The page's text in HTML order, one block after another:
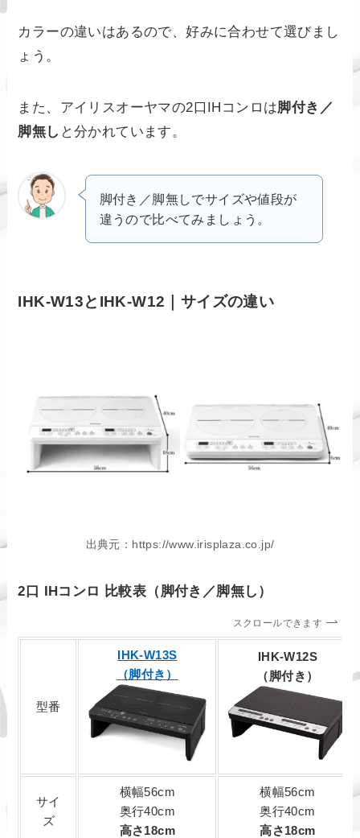
カラーの違いはあるので、好みに合わせて選びまし
ょう。
また、アイリスオーヤマの2口IHコンロは脚付き／
脚無し と分かれています。
脚付き／脚無しでサイズや値段が
違うので比べてみましょう。
IHK-W13とIHK-W12｜サイズの違い
出典元：https://www.irisplaza.co.jp/
2口 IHコンロ 比較表（脚付き／脚無し ）
スクロールできます
型番
IHK-W13S
（脚付き）
IHK-W12S
（脚付き）
サイ
ズ
横幅56cm
奥行40cm
高さ18cm
横幅56cm
奥行40cm
高さ18cm